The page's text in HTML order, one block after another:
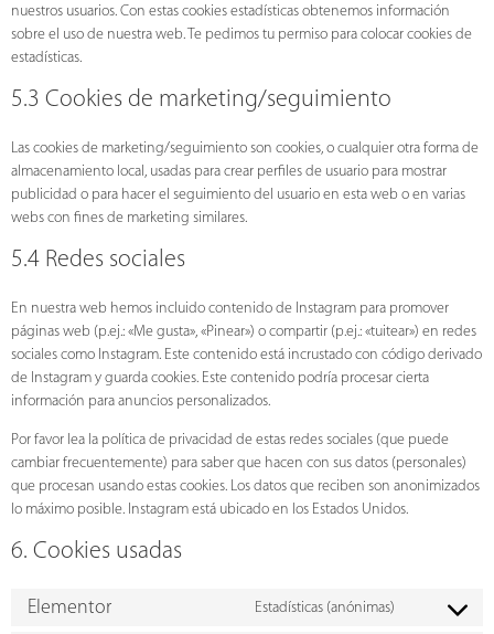
nuestros usuarios. Con estas cookies estadísticas obtenemos información
sobre el uso de nuestra web. Te pedimos tu permiso para colocar cookies de
estadísticas.
5.3 Cookies de marketing/seguimiento
Las cookies de marketing/seguimiento son cookies, o cualquier otra forma de
almacenamiento local, usadas para crear perfiles de usuario para mostrar
publicidad o para hacer el seguimiento del usuario en esta web o en varias
webs con fines de marketing similares.
5.4 Redes sociales
En nuestra web hemos incluido contenido de Instagram para promover
páginas web (p.ej.: «Me gusta», «Pinear») o compartir (p.ej.: «tuitear») en redes
sociales como Instagram. Este contenido está incrustado con código derivado
de Instagram y guarda cookies. Este contenido podría procesar cierta
información para anuncios personalizados.
Por favor lea la política de privacidad de estas redes sociales (que puede
cambiar frecuentemente) para saber que hacen con sus datos (personales)
que procesan usando estas cookies. Los datos que reciben son anonimizados
lo máximo posible. Instagram está ubicado en los Estados Unidos.
6. Cookies usadas
Elementor Estadísticas (anónimas)